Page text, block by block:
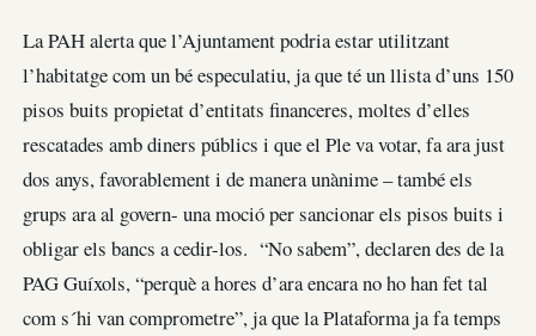
La PAH alerta que l’Ajuntament podria estar utilitzant
l’habitatge com un bé especulatiu, ja que té un llista d’uns 150
pisos buits propietat d’entitats financeres, moltes d’elles
rescatades amb diners públics i que el Ple va votar, fa ara just
dos anys, favorablement i de manera unànime – també els
grups ara al govern- una moció per sancionar els pisos buits i
obligar els bancs a cedir-los. “No sabem”, declaren des de la
PAG Guíxols, “perquè a hores d’ara encara no ho han fet tal
com s´hi van comprometre”, ja que la Plataforma ja fa temps